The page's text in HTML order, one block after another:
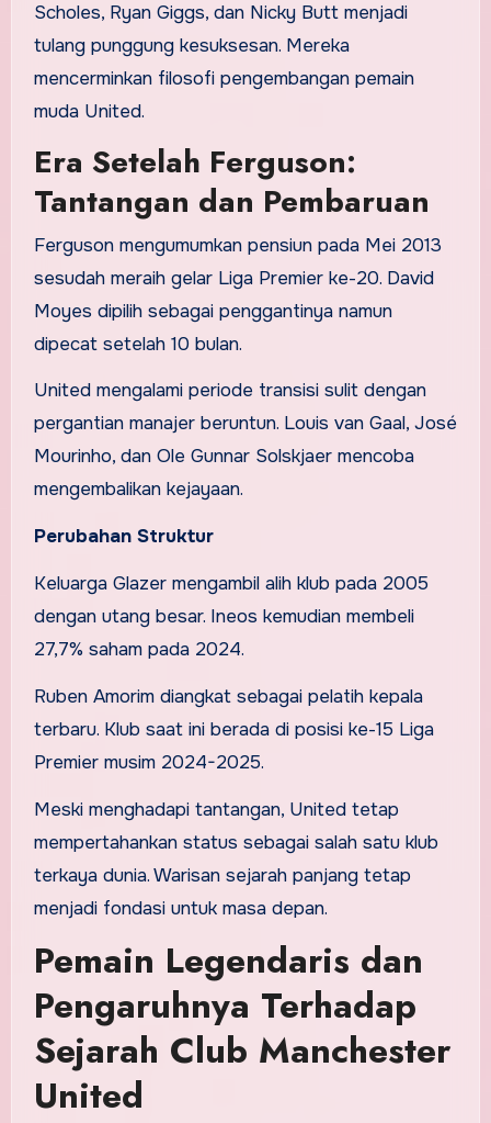
Scholes, Ryan Giggs, dan Nicky Butt menjadi
tulang punggung kesuksesan. Mereka
mencerminkan filosofi pengembangan pemain
muda United.
Era Setelah Ferguson:
Tantangan dan Pembaruan
Ferguson mengumumkan pensiun pada Mei 2013
sesudah meraih gelar Liga Premier ke-20. David
Moyes dipilih sebagai penggantinya namun
dipecat setelah 10 bulan.
United mengalami periode transisi sulit dengan
pergantian manajer beruntun. Louis van Gaal, José
Mourinho, dan Ole Gunnar Solskjaer mencoba
mengembalikan kejayaan.
Perubahan Struktur
Keluarga Glazer mengambil alih klub pada 2005
dengan utang besar. Ineos kemudian membeli
27,7% saham pada 2024.
Ruben Amorim diangkat sebagai pelatih kepala
terbaru. Klub saat ini berada di posisi ke-15 Liga
Premier musim 2024-2025.
Meski menghadapi tantangan, United tetap
mempertahankan status sebagai salah satu klub
terkaya dunia. Warisan sejarah panjang tetap
menjadi fondasi untuk masa depan.
Pemain Legendaris dan
Pengaruhnya Terhadap
Sejarah Club Manchester
United